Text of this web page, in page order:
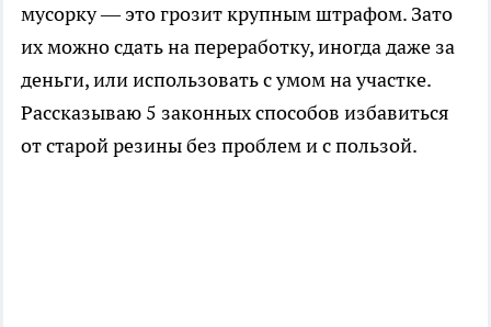
мусорку — это грозит крупным штрафом. Зато
их можно сдать на переработку, иногда даже за
деньги, или использовать с умом на участке.
Рассказываю 5 законных способов избавиться
от старой резины без проблем и с пользой.